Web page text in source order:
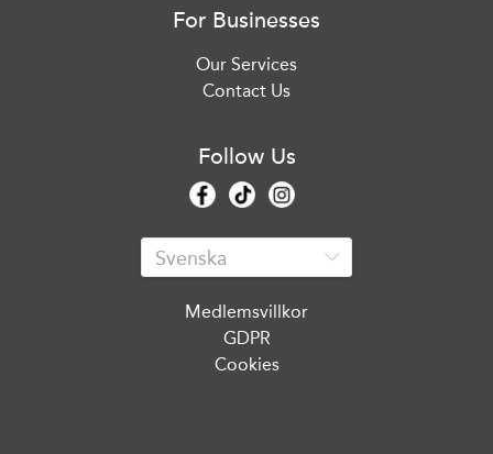
For Businesses
Our Services
Contact Us
Follow Us
Medlemsvillkor
GDPR
Cookies